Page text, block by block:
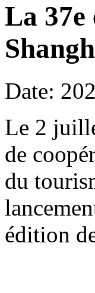
La
Date:
Le 2
de
du
édition